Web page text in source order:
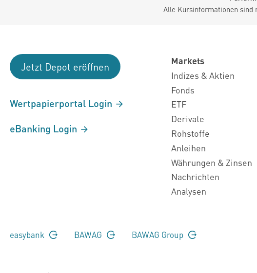
Alle Kursinformationen sind
Jetzt Depot eröffnen
Wertpapierportal Login
eBanking Login
Markets
Indizes & Aktien
Fonds
ETF
Derivate
Rohstoffe
Anleihen
Währungen & Zinsen
Nachrichten
Analysen
easybank BAWAG BAWAG Group